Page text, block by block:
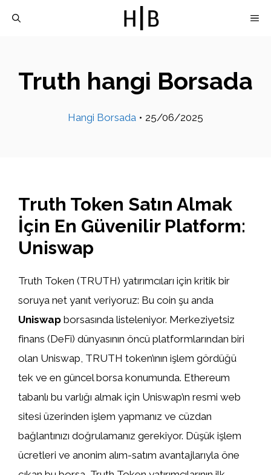
Truth hangi Borsada
Hangi Borsada • 25/06/2025
Truth Token Satın Almak
İçin En Güvenilir Platform:
Uniswap
Truth Token (TRUTH) yatırımcıları için kritik bir
soruya net yanıt veriyoruz: Bu coin şu anda
Uniswap borsasında listeleniyor. Merkeziyetsiz
finans (DeFi) dünyasının öncü platformlarından biri
olan Uniswap, TRUTH token’ının işlem gördüğü
tek ve en güncel borsa konumunda. Ethereum
tabanlı bu varlığı almak için Uniswap’ın resmi web
sitesi üzerinden işlem yapmanız ve cüzdan
bağlantınızı doğrulamanız gerekiyor. Düşük işlem
ücretleri ve anonim alım-satım avantajlarıyla öne